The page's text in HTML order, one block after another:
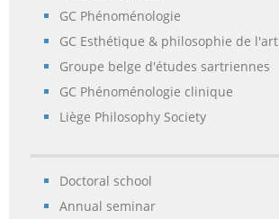
GC Phénoménologie
GC Esthétique & philosophie de l'art
Groupe belge d'études sartriennes
GC Phénoménologie clinique
Liège Philosophy Society
Doctoral school
Annual seminar